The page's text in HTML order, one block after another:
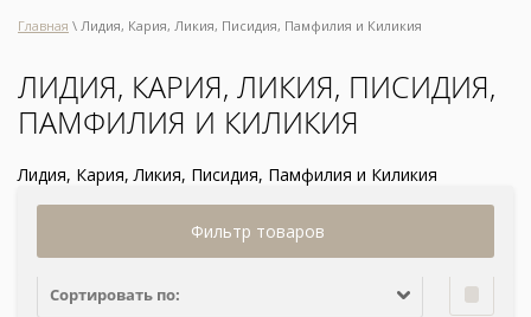
Главная \ Лидия, Кария, Ликия, Писидия, Памфилия и Киликия
ЛИДИЯ, КАРИЯ, ЛИКИЯ, ПИСИДИЯ,
ПАМФИЛИЯ И КИЛИКИЯ
Лидия, Кария, Ликия, Писидия, Памфилия и Киликия
Фильтр товаров
Сортировать по: